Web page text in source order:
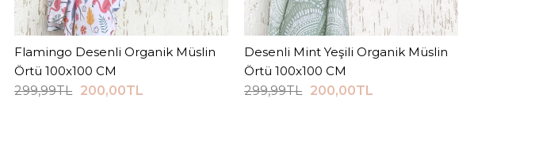
Sepete Ekle
Flamingo Desenli Organik Müslin
Örtü 100x100 CM
299,99TL 200,00TL
Sepete Ekle
Desenli Mint Yeşili Organik Müslin
Örtü 100x100 CM
299,99TL 200,00TL